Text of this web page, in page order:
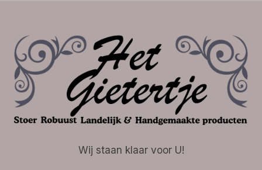
Wij staan klaar voor U!